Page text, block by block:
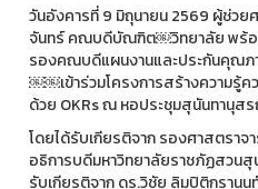
วันอังคารที่ 9 มิถุนายน 2569 ผู้ช่วย
จันทร์ คณบดีบัณฑิต￼วิทยาลัย พร้
รองคณบดีแผนงานและประกันคุณ
￼￼เข้าร่วมโครงการสร้างความรู้ค
ด้วย OKRs ณ หอประชุมสุนันทานุส
โดยได้รับเกียรติจาก รองศาสตรา
อธิการบดีมหาวิทยาลัยราชภัฏสวนสุ
รับเกียรติจาก ดร.วิชัย ลิมปิติกรานน